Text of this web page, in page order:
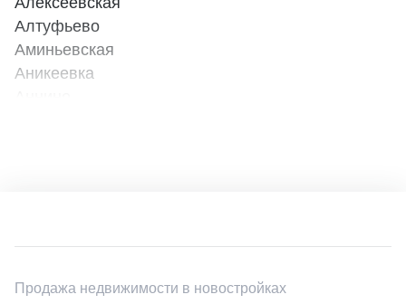
Алтуфьево
Аминьевская
Аникеевка
Беговая (МЦД - 1)
Продажа недвижимости в новостройках